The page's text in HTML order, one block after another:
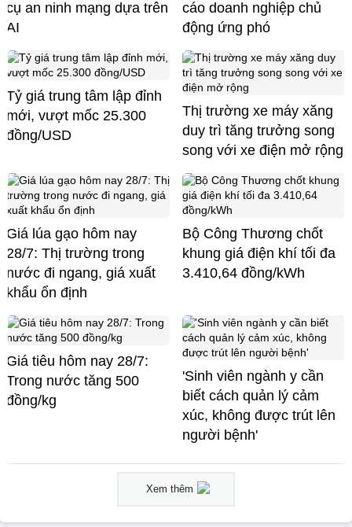
cụ an ninh mạng dựa trên
AI
cáo doanh nghiệp chủ
động ứng phó
Tỷ giá trung tâm lập đỉnh
mới, vượt mốc 25.300
đồng/USD
Thị trường xe máy xăng
duy trì tăng trưởng song
song với xe điện mở rộng
Giá lúa gạo hôm nay
28/7: Thị trường trong
nước đi ngang, giá xuất
khẩu ổn định
Bộ Công Thương chốt
khung giá điện khí tối đa
3.410,64 đồng/kWh
Giá tiêu hôm nay 28/7:
Trong nước tăng 500
đồng/kg
'Sinh viên ngành y cần
biết cách quản lý cảm
xúc, không được trút lên
người bệnh'
Xem thêm